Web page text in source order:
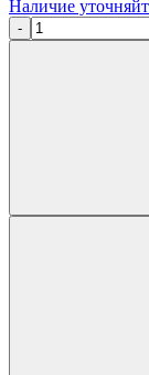
Наличие
-